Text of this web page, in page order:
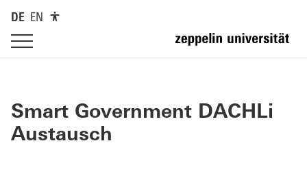
DE EN
Smart Government DACHLi
Austausch